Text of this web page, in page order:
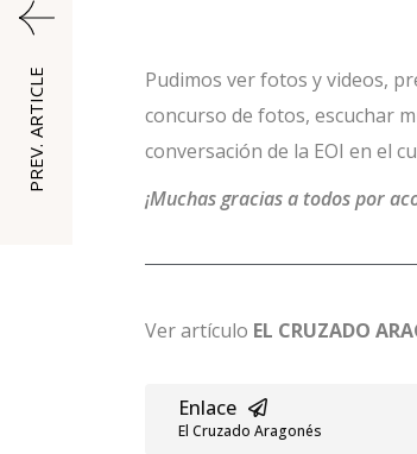
Pudimos ver fotos y videos,
concurso de fotos, escuchar
conversación de la EOI en el
¡Muchas gracias a todos por
Ver artículo EL CRUZADO
Enlace
El Cruzado Aragonés
PREV. ARTICLE